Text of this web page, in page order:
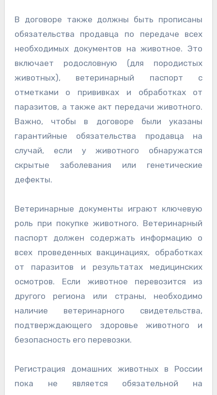
В договоре также должны быть прописаны
обязательства продавца по передаче всех
необходимых документов на животное. Это
включает родословную (для породистых
животных), ветеринарный паспорт с
отметками о прививках и обработках от
паразитов, а также акт передачи животного.
Важно, чтобы в договоре были указаны
гарантийные обязательства продавца на
случай, если у животного обнаружатся
скрытые заболевания или генетические
дефекты.
Ветеринарные документы играют ключевую
роль при покупке животного. Ветеринарный
паспорт должен содержать информацию о
всех проведенных вакцинациях, обработках
от паразитов и результатах медицинских
осмотров. Если животное перевозится из
другого региона или страны, необходимо
наличие ветеринарного свидетельства,
подтверждающего здоровье животного и
безопасность его перевозки.
Регистрация домашних животных в России
пока не является обязательной на